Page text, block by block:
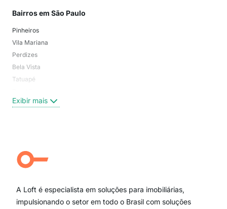
Bairros em São Paulo
Pinheiros
Vila Mariana
Perdizes
Bela Vista
Tatuapé
Centro
Campo Belo
Ipiranga
Paraíso
Itaim Bibi
Exibir mais
A Loft é especialista em soluções para imobiliárias,
impulsionando o setor em todo o Brasil com soluções